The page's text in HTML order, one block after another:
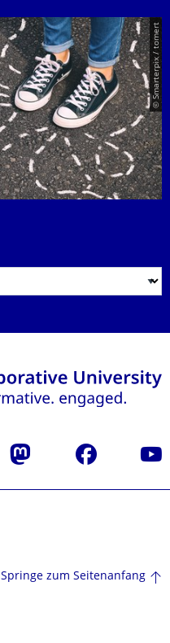
© Smarterpix / tomert
Mastodon Facebook
Springe zum Seitenanfang